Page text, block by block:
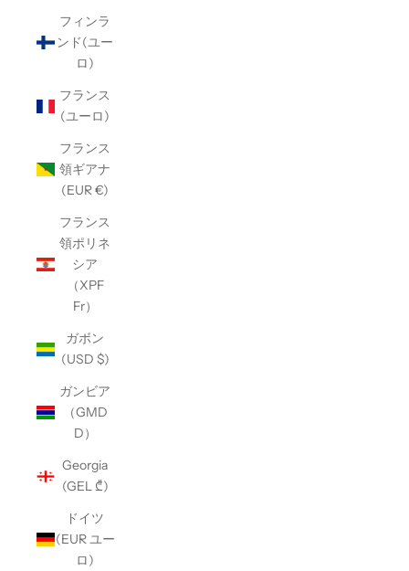
フィンラ
ンド(ユー
ロ)
フランス
(ユーロ)
フランス
領ギアナ
(EUR €)
フランス
領ポリネ
シア
（XPF
Fr）
ガボン
(USD $)
ガンビア
（GMD
D）
Georgia
(GEL ₾)
ドイツ
(EUR ユー
ロ)